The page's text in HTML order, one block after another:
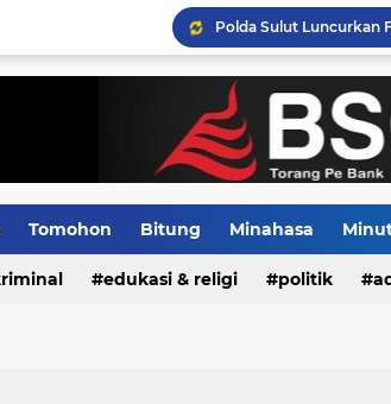
Tiga Pejabat Utama
Distribusi BBM Subsidi
Tomohon Bitung Minahasa
edukasi & religi politik